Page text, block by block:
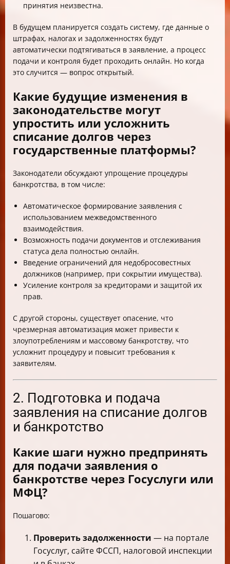
принятия неизвестна.
В будущем планируется создать систему, где данные о
штрафах, налогах и задолженностях будут
автоматически подтягиваться в заявление, а процесс
подачи и контроля будет проходить онлайн. Но когда
это случится — вопрос открытый.
Какие будущие изменения в
законодательстве могут
упростить или усложнить
списание долгов через
государственные платформы?
Законодатели обсуждают упрощение процедуры
банкротства, в том числе:
Автоматическое формирование заявления с
использованием межведомственного
взаимодействия.
Возможность подачи документов и отслеживания
статуса дела полностью онлайн.
Введение ограничений для недобросовестных
должников (например, при сокрытии имущества).
Усиление контроля за кредиторами и защитой их
прав.
С другой стороны, существует опасение, что
чрезмерная автоматизация может привести к
злоупотреблениям и массовому банкротству, что
усложнит процедуру и повысит требования к
заявителям.
2. Подготовка и подача
заявления на списание долгов
и банкротство
Какие шаги нужно предпринять
для подачи заявления о
банкротстве через Госуслуги или
МФЦ?
Пошагово:
Проверить задолженности — на портале
Госуслуг, сайте ФССП, налоговой инспекции